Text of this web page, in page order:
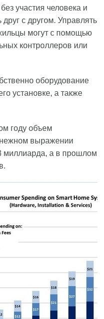
участия человека и
с другом. Управлять
могут с помощью
контроллеров или
оборудование
установке, а также
году объем
выражении
миллиарда, а в прошлом